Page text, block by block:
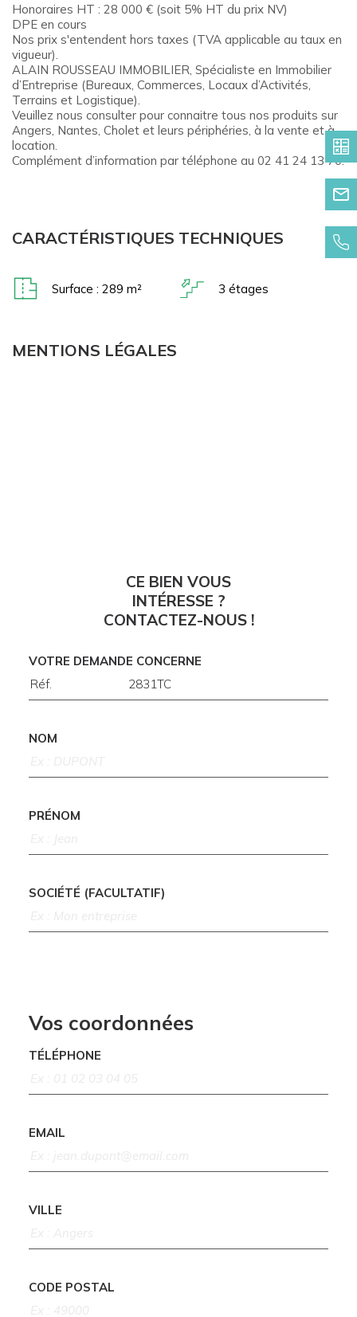
Honoraires HT : 28 000 € (soit 5% HT du prix NV)
DPE en cours
Nos prix s'entendent hors taxes (TVA applicable au taux en
vigueur).
ALAIN ROUSSEAU IMMOBILIER, Spécialiste en Immobilier
d’Entreprise (Bureaux, Commerces, Locaux d’Activités,
Terrains et Logistique).
Veuillez nous consulter pour connaitre tous nos produits sur
Angers, Nantes, Cholet et leurs périphéries, à la vente et à
location.
Complément d’information par téléphone au 02 41 24 13 70.
CARACTÉRISTIQUES TECHNIQUES
Surface : 289 m² 3 étages
MENTIONS LÉGALES
CE BIEN VOUS
INTÉRESSE ?
CONTACTEZ-NOUS !
VOTRE DEMANDE CONCERNE
NOM
PRÉNOM
SOCIÉTÉ (FACULTATIF)
Vos coordonnées
TÉLÉPHONE
EMAIL
VILLE
CODE POSTAL